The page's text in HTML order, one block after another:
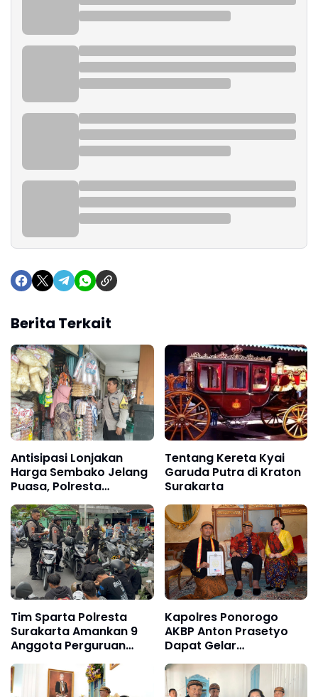
Berita Terkait
Antisipasi Lonjakan
Harga Sembako Jelang
Puasa, Polresta
Bhabinkamtibmas
Monitoring Pasar
Tentang Kereta Kyai
Garuda Putra di Kraton
Surakarta
Tim Sparta Polresta
Surakarta Amankan 9
Anggota Perguruan
Silat Usai Konvoi dan
Geber Motor di Jalan
Raya
Kapolres Ponorogo
AKBP Anton Prasetyo
Dapat Gelar
Kehormatan dari Raja
Kraton Surakarta
Hadiningrat